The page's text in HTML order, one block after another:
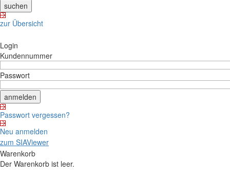
zur Übersicht
Login
Kundennummer
Passwort
Passwort vergessen?
Neu anmelden
zum SIAViewer
Warenkorb
Der Warenkorb ist leer.